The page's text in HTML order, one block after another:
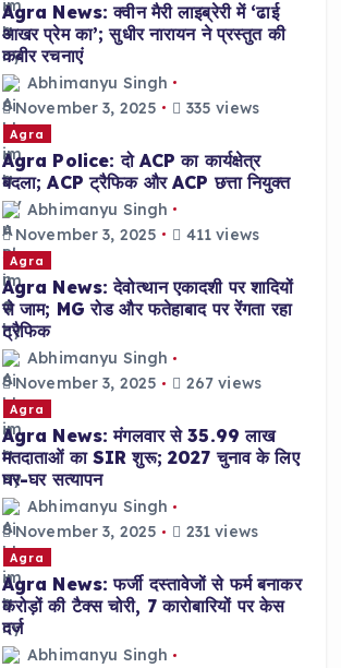
Agra News: क्वीन मैरी लाइब्रेरी में ‘ढाई
आखर प्रेम का’; सुधीर नारायन ने प्रस्तुत की
कबीर रचनाएं
Abhimanyu Singh
November 3, 2025
335 views
Agra
Agra Police: दो ACP का कार्यक्षेत्र
बदला; ACP ट्रैफिक और ACP छत्ता नियुक्त
Abhimanyu Singh
November 3, 2025
411 views
Agra
Agra News: देवोत्थान एकादशी पर शादियों
से जाम; MG रोड और फतेहाबाद पर रेंगता रहा
ट्रैफिक
Abhimanyu Singh
November 3, 2025
267 views
Agra
Agra News: मंगलवार से 35.99 लाख
मतदाताओं का SIR शुरू; 2027 चुनाव के लिए
घर-घर सत्यापन
Abhimanyu Singh
November 3, 2025
231 views
Agra
Agra News: फर्जी दस्तावेजों से फर्म बनाकर
करोड़ों की टैक्स चोरी, 7 कारोबारियों पर केस
दर्ज
Abhimanyu Singh